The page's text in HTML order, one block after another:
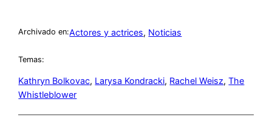
Archivado en:Actores y actrices, Noticias
Temas:
Kathryn Bolkovac, Larysa Kondracki, Rachel Weisz, The
Whistleblower